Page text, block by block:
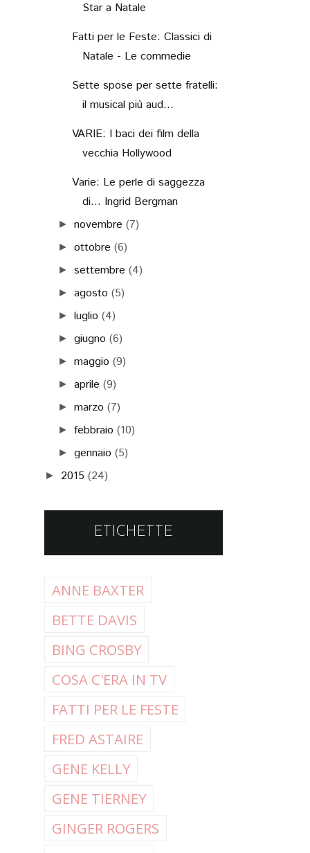
Star a Natale
Fatti per le Feste: Classici di
Natale - Le commedie
Sette spose per sette fratelli:
il musical più aud...
VARIE: I baci dei film della
vecchia Hollywood
Varie: Le perle di saggezza
di... Ingrid Bergman
►novembre (7)
►ottobre (6)
►settembre (4)
►agosto (5)
►luglio (4)
►giugno (6)
►maggio (9)
►aprile (9)
►marzo (7)
►febbraio (10)
►gennaio (5)
► 2015 (24)
ETICHETTE
ANNE BAXTER
BETTE DAVIS
BING CROSBY
COSA C'ERA IN TV
FATTI PER LE FESTE
FRED ASTAIRE
GENE KELLY
GENE TIERNEY
GINGER ROGERS